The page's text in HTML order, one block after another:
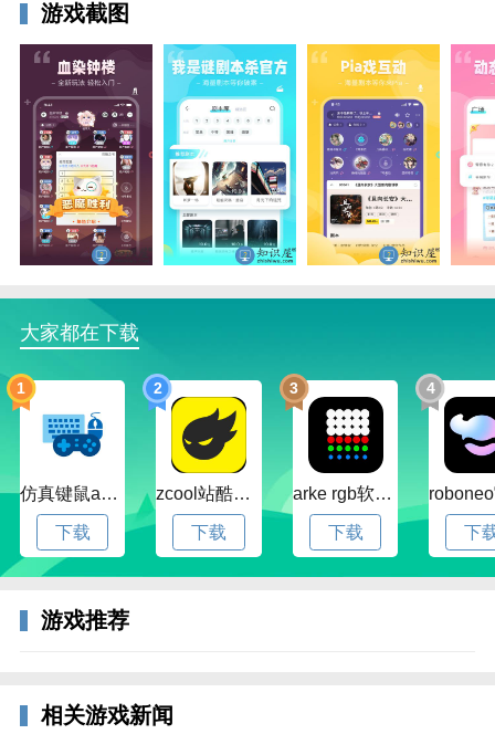
希芽我是谜安卓版玩法
1、进入游戏，就像是真的在玩一场智商推理对战，敌
方和我方将展开一场激烈的比拼；
2、谁是好人，谁是坏人，通过每一次的发言和蛛丝马
迹，都可以发现；
3、仔细的听取每一个角色的发言，然后与队友商讨策
略，成功的发现真凶。
游戏特色
1、支持实时语音、自动匹配，在线直接寻找好友；
2、支持私聊，可以更灵活的交流；
3、海量2265剧本，每天不一样；
4、自动自带主持，不必担心规则、不必担心流程；
更新日志
v3.14.0 版本
1.优化了已知问题
游戏截图
大家都在下载
1
仿真键鼠app官方版下载v1.4.3.58 安卓最新版
下载
2
zcool站酷官方版下载v5.15.0 安卓最新版本
下载
3
arke rgb软件下载v20.0 安卓版
下载
4
下
游戏推荐
相关游戏新闻